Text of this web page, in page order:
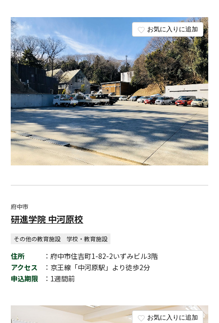
お気に入りに追加
お気に入りに追加
府中市
研進学院 中河原校
その他の教育施設 学校・教育施設
住所
：府中市住吉町1-82-2いずみビル3階
アクセス
：京王線「中河原駅」より徒歩2分
申込期限
：1週間前